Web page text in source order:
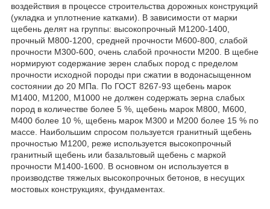
воздействия в процессе строительства дорожных конструкций
(укладка и уплотнение катками). В зависимости от марки
щебень делят на группы: высокопрочный М1200-1400,
прочный М800-1200, средней прочности М600-800, слабой
прочности М300-600, очень слабой прочности М200. В щебне
нормируют содержание зерен слабых пород с пределом
прочности исходной породы при сжатии в водонасыщенном
состоянии до 20 МПа. По ГОСТ 8267-93 щебень марок
М1400, М1200, М1000 не должен содержать зерна слабых
пород в количестве более 5 %, щебень марок М800, М600,
М400 более 10 %, щебень марок М300 и М200 более 15 % по
массе. Наибольшим спросом пользуется гранитный щебень
прочностью М1200, реже используется высокопрочный
гранитный щебень или базальтовый щебень с маркой
прочности М1400-1600. В основном он используется в
производстве тяжелых высокопрочных бетонов, в несущих
мостовых конструкциях, фундаментах.